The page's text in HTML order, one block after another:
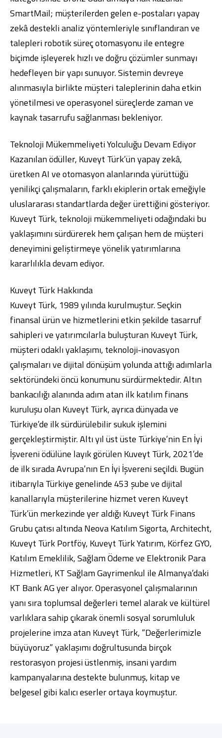
SmartMail; müşterilerden gelen e-postaları yapay
zekâ destekli analiz yöntemleriyle sınıflandıran ve
talepleri robotik süreç otomasyonu ile entegre
biçimde işleyerek hızlı ve doğru çözümler sunmayı
hedefleyen bir yapı sunuyor. Sistemin devreye
alınmasıyla birlikte müşteri taleplerinin daha etkin
yönetilmesi ve operasyonel süreçlerde zaman ve
kaynak tasarrufu sağlanması bekleniyor.
Teknoloji Mükemmeliyeti Yolculuğu Devam Ediyor
Kazanılan ödüller, Kuveyt Türk’ün yapay zekâ,
üretken AI ve otomasyon alanlarında yürüttüğü
yenilikçi çalışmaların, farklı ekiplerin ortak emeğiyle
uluslararası standartlarda değer ürettiğini gösteriyor.
Kuveyt Türk, teknoloji mükemmeliyeti odağındaki bu
yaklaşımını sürdürerek hem çalışan hem de müşteri
deneyimini geliştirmeye yönelik yatırımlarına
kararlılıkla devam ediyor.
Kuveyt Türk Hakkında
Kuveyt Türk, 1989 yılında kurulmuştur. Seçkin
finansal ürün ve hizmetlerini etkin şekilde tasarruf
sahipleri ve yatırımcılarla buluşturan Kuveyt Türk,
müşteri odaklı yaklaşımı, teknoloji-inovasyon
çalışmaları ve dijital dönüşüm yolunda attığı adımlarla
sektöründeki öncü konumunu sürdürmektedir. Altın
bankacılığı alanında adım atan ilk katılım finans
kuruluşu olan Kuveyt Türk, ayrıca dünyada ve
Türkiye’de ilk sürdürülebilir sukuk işlemini
gerçekleştirmiştir. Altı yıl üst üste Türkiye’nin En İyi
İşvereni ödülüne layık görülen Kuveyt Türk, 2021’de
de ilk sırada Avrupa’nın En İyi İşvereni seçildi. Bugün
itibarıyla Türkiye genelinde 453 şube ve dijital
kanallarıyla müşterilerine hizmet veren Kuveyt
Türk’ün merkezinde yer aldığı Kuveyt Türk Finans
Grubu çatısı altında Neova Katılım Sigorta, Architecht,
Kuveyt Türk Portföy, Kuveyt Türk Yatırım, Körfez GYO,
Katılım Emeklilik, Sağlam Ödeme ve Elektronik Para
Hizmetleri, KT Sağlam Gayrimenkul ile Almanya’daki
KT Bank AG yer alıyor. Operasyonel çalışmalarının
yanı sıra toplumsal değerleri temel alarak ve kültürel
varlıklara sahip çıkarak önemli sosyal sorumluluk
projelerine imza atan Kuveyt Türk, “Değerlerimizle
büyüyoruz” yaklaşımı doğrultusunda birçok
restorasyon projesi üstlenmiş, insani yardım
kampanyalarına destekte bulunmuş, kitap ve
belgesel gibi kalıcı eserler ortaya koymuştur.